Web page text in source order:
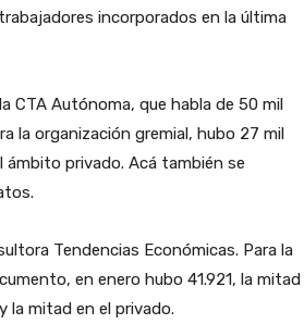
incorporados en la última
CTA Autónoma, que habla de 50 mil
la organización gremial, hubo 27 mil
privado. Acá también se
Tendencias Económicas. Para la
en enero hubo 41.921, la
la mitad en el privado.